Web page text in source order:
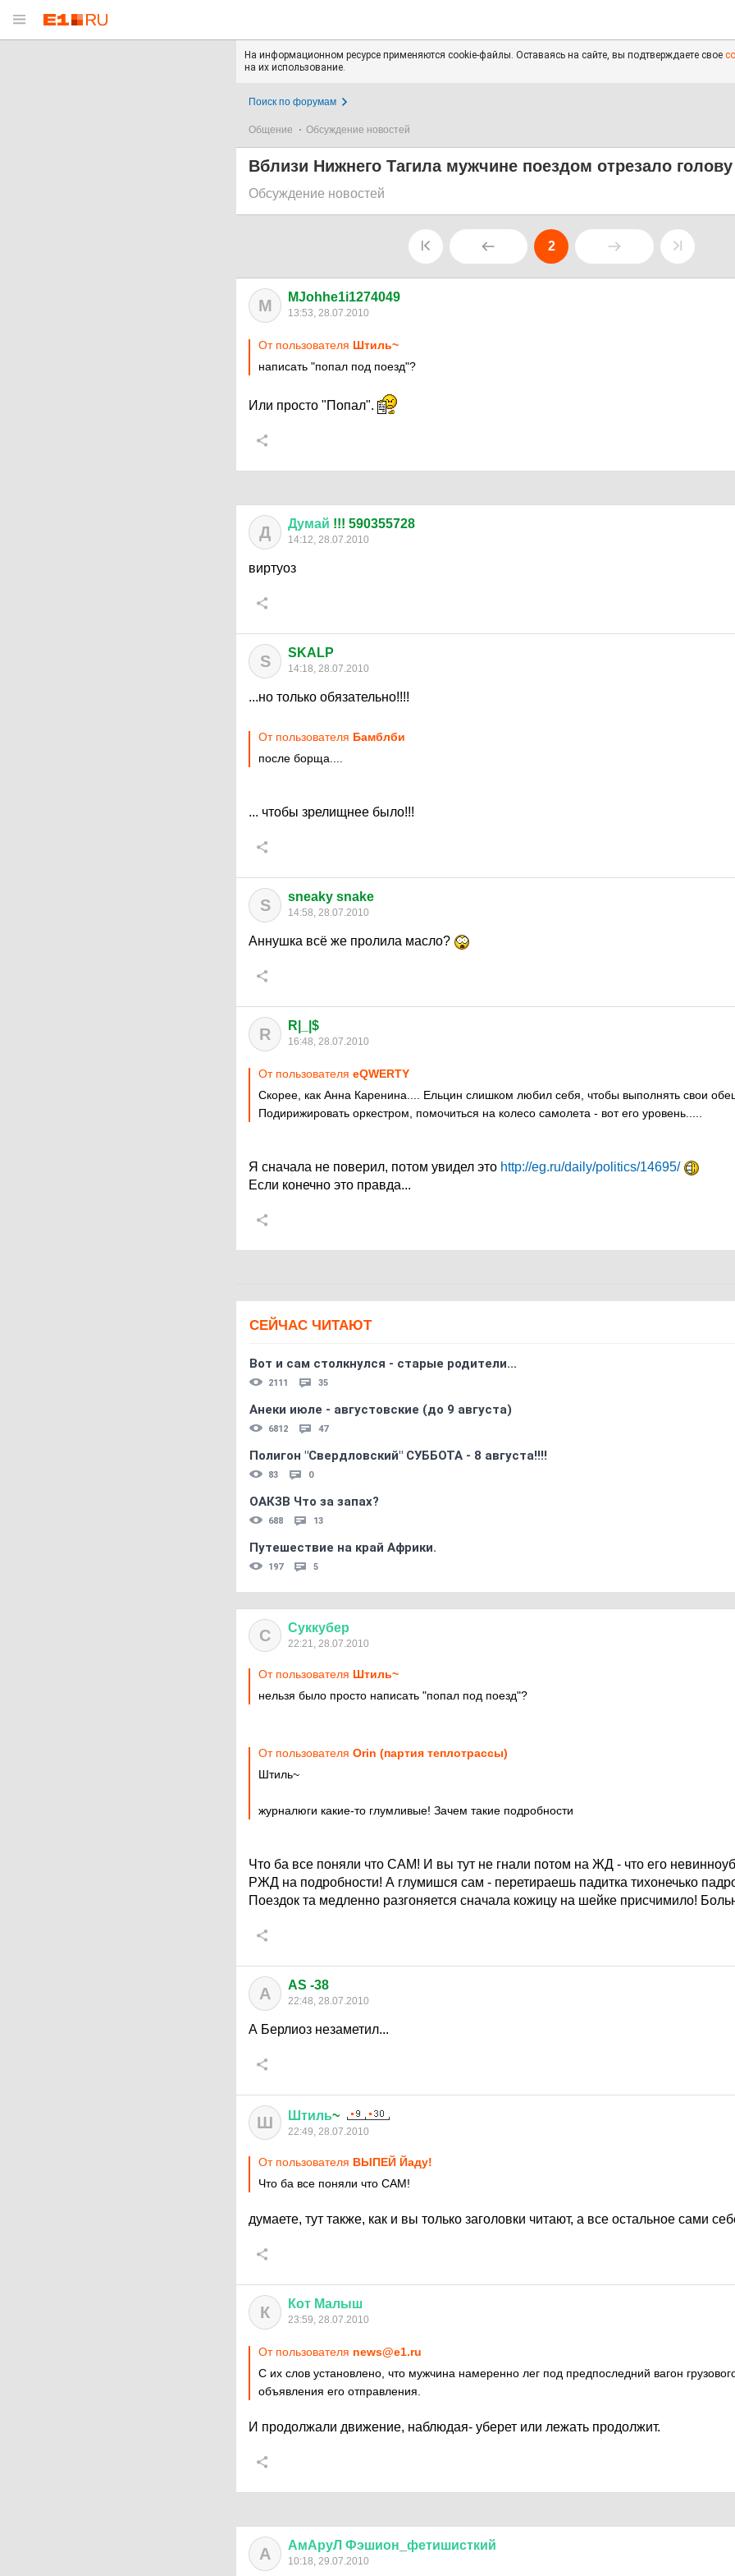
На информационном ресурсе применяются cookie-файлы. Оставаясь на сайте, вы подтверждаете свое
на их использование.
Поиск по форумам
Общение Обсуждение новостей
Вблизи Нижнего Тагила мужчине поездом отрезало голову
Обсуждение новостей
2
M MJohhe1i1274049
13:53, 28.07.2010
От пользователя Штиль~
написать "попал под поезд"?
Или просто "Попал".
Д Думай !!! 590355728
14:12, 28.07.2010
виртуоз
S SKALP
14:18, 28.07.2010
...но только обязательно!!!!
От пользователя Бамблби
после борща....
... чтобы зрелищнее было!!!
S sneaky snake
14:58, 28.07.2010
Аннушка всё же пролила масло?
R R|_|$
16:48, 28.07.2010
От пользователя еQWERTY
Скорее, как Анна Каренина.... Ельцин слишком любил себя, чтобы выполнять свои
Подирижировать оркестром, помочиться на колесо самолета - вот его уровень.....
Я сначала не поверил, потом увидел это http://eg.ru/daily/politics/14695/
Если конечно это правда...
СЕЙЧАС ЧИТАЮТ
Вот и сам столкнулся - старые родители...
2111 35
Анеки июле - августовские (до 9 августа)
6812 47
Полигон "Свердловский" СУББОТА - 8 августа!!!!
83 0
ОАКЗВ Что за запах?
688 13
Путешествие на край Африки.
197 5
С Суккубер
22:21, 28.07.2010
От пользователя Штиль~
нельзя было просто написать "попал под поезд"?
От пользователя Orin (партия теплотрассы)
Штиль~
журналюги какие-то глумливые! Зачем такие подробности
Что ба все поняли что САМ! И вы тут не гнали потом на ЖД - что его
РЖД на подробности! А глумишся сам - перетираешь падитка тихонечько
Поездок та медленно разгоняется сначала кожицу на шейке присчимило!
A AS -38
22:48, 28.07.2010
А Берлиоз незаметил...
Ш Штиль~
22:49, 28.07.2010
От пользователя ВЫПЕЙ Йаду!
Что ба все поняли что САМ!
думаете, тут также, как и вы только заголовки читают, а все остальное сами
К Кот Малыш
23:59, 28.07.2010
От пользователя news@e1.ru
С их слов установлено, что мужчина намеренно лег под предпоследний вагон
объявления его отправления.
И продолжали движение, наблюдая- уберет или лежать продолжит.
А АмАруЛ Фэшион фетишисткий
10:18, 29.07.2010